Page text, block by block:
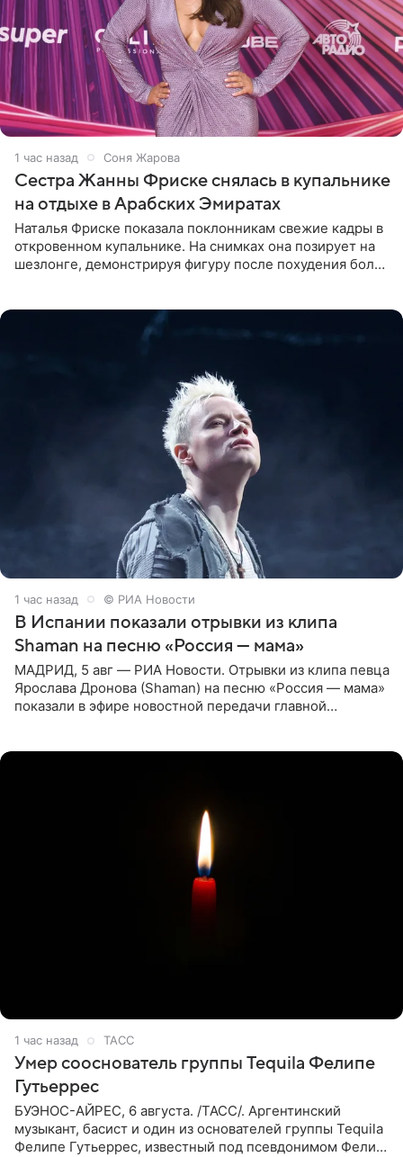
1 час назад Соня Жарова
Сестра Жанны Фриске снялась в купальнике
на отдыхе в Арабских Эмиратах
Наталья Фриске показала поклонникам свежие кадры в
откровенном купальнике. На снимках она позирует на
шезлонге, демонстрируя фигуру после похудения более
1 час назад © РИА Новости
В Испании показали отрывки из клипа
Shaman на песню «Россия — мама»
МАДРИД, 5 авг — РИА Новости. Отрывки из клипа певца
Ярослава Дронова (Shaman) на песню «Россия — мама»
показали в эфире новостной передачи главной
1 час назад ТАСС
Умер сооснователь группы Tequila Фелипе
Гутьеррес
БУЭНОС-АЙРЕС, 6 августа. /ТАСС/. Аргентинский
музыкант, басист и один из основателей группы Tequila
Фелипе Гутьеррес, известный под псевдонимом Фелипе